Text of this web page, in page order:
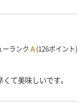
ーランク A (126ポイント)
て美味しいです。